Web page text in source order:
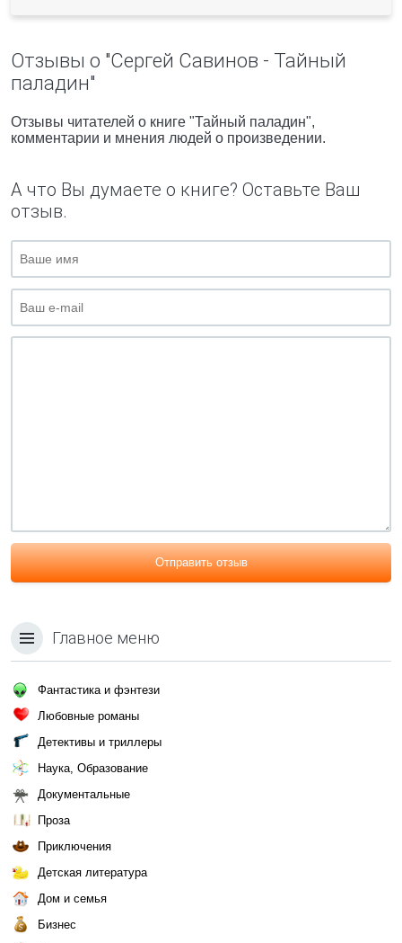
Отзывы о "Сергей Савинов - Тайный
паладин"
Отзывы читателей о книге "Тайный паладин",
комментарии и мнения людей о произведении.
А что Вы думаете о книге? Оставьте Ваш
отзыв.
Отправить отзыв
Главное меню
Фантастика и фэнтези
Любовные романы
Детективы и триллеры
Наука, Образование
Документальные
Проза
Приключения
Детская литература
Дом и семья
Бизнес